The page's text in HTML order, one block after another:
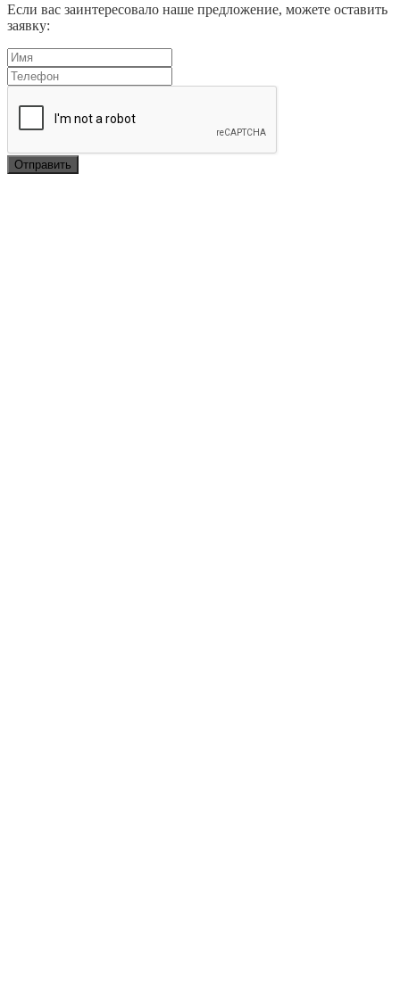
Если вас заинтересовало наше предложение, можете оставить
заявку: